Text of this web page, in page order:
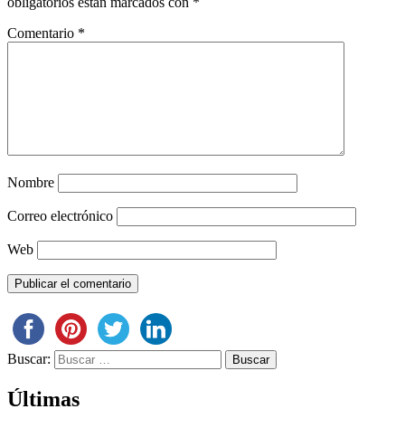
Comentario *
Nombre
Correo electrónico
Web
Buscar:
Últimas